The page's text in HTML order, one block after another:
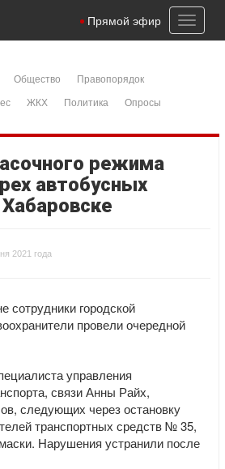
Toggle
Прямой эфир
Общество
Правопорядок
ЖКХ Политика
Опросы
режима
автобусных
2021 года
сотрудники городской
провели очередной
управления
связи Анны Райх,
следующих через остановку
транспортных средств № 35,
Нарушения устранили после